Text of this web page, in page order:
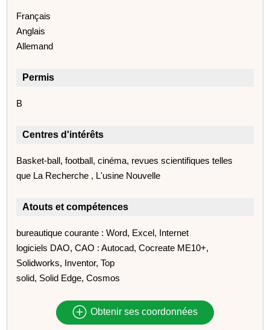
Français
Anglais
Allemand
Permis
B
Centres d'intérêts
Basket-ball, football, cinéma, revues scientifiques telles
que La Recherche , L'usine Nouvelle
Atouts et compétences
bureautique courante : Word, Excel, Internet
logiciels DAO, CAO : Autocad, Cocreate ME10+,
Solidworks, Inventor, Top
solid, Solid Edge, Cosmos
Obtenir ses coordonnées